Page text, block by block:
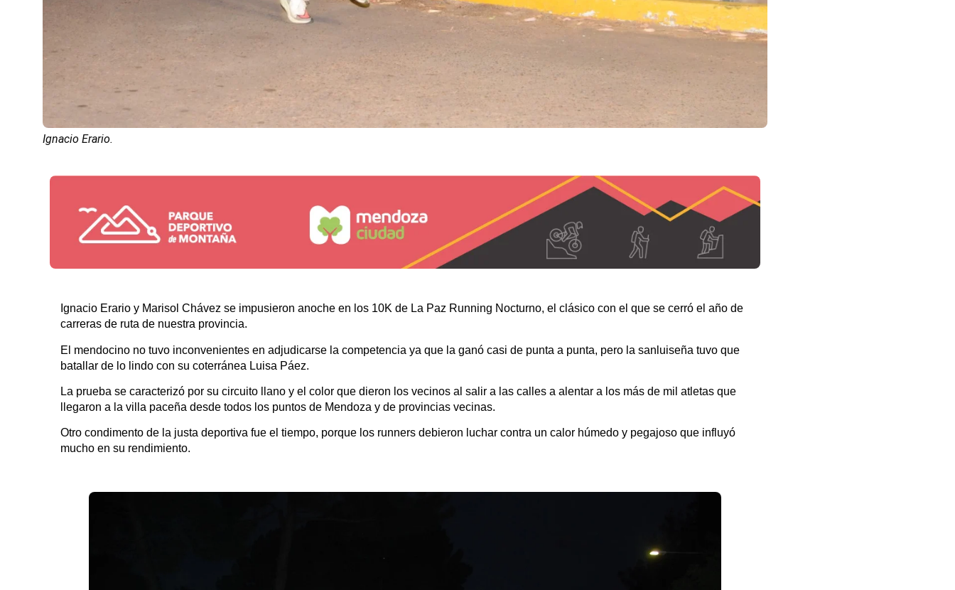
Ignacio Erario.
Ignacio Erario y Marisol Chávez se impusieron anoche en los 10K de La Paz Running Nocturno, el clásico con el que se cerró el año de
carreras de ruta de nuestra provincia.
El mendocino no tuvo inconvenientes en adjudicarse la competencia ya que la ganó casi de punta a punta, pero la sanluiseña tuvo que
batallar de lo lindo con su coterránea Luisa Páez.
La prueba se caracterizó por su circuito llano y el color que dieron los vecinos al salir a las calles a alentar a los más de mil atletas que
llegaron a la villa paceña desde todos los puntos de Mendoza y de provincias vecinas.
Otro condimento de la justa deportiva fue el tiempo, porque los runners debieron luchar contra un calor húmedo y pegajoso que influyó
mucho en su rendimiento.